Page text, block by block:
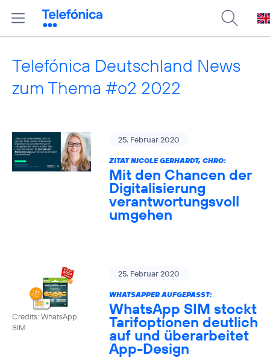
Telefónica Deutschland News
zum Thema #o2 2022
25. Februar 2020
ZITAT NICOLE GERHARDT, CHRO:
Mit den Chancen der
Digitalisierung
verantwortungsvoll
umgehen
Credits: WhatsApp
SIM
25. Februar 2020
WHATSAPPER AUFGEPASST:
WhatsApp SIM stockt
Tarifoptionen deutlich
auf und überarbeitet
App-Design